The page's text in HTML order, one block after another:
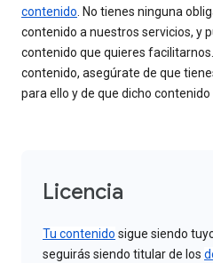
contenido. No tienes ninguna
contenido a nuestros servicios, y
contenido que quieres
contenido, asegúrate de que
para ello y de que dicho contenido
Licencia
Tu contenido sigue siendo
seguirás siendo titular de los